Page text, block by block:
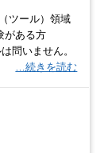
ツール）領域
がある方
問いません。
…続きを読む